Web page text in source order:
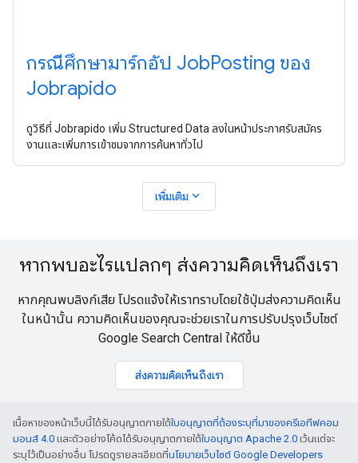
กรณีศึกษามาร์กอัป JobPosting ของ
Jobrapido
ดูวิธีที่ Jobrapido เพิ่ม Structured Data ลงในหน้าประกาศรับสมัคร
งานและเพิ่มการเข้าชมจากการค้นหาทั่วไป
เพิ่มเติม expand_more
หากพบอะไรแปลกๆ ส่งความคิดเห็นถึงเรา
หากคุณพบลิงก์เสีย โปรดแจ้งให้เราทราบโดยใช้ปุ่มส่งความคิดเห็น
ในหน้านั้น ความคิดเห็นของคุณจะช่วยเราในการปรับปรุงเว็บไซต์
Google Search Central ให้ดีขึ้น
ส่งความคิดเห็นถึงเรา
เนื้อหาของหน้าเว็บนี้ได้รับอนุญาตภายใต้ใบอนุญาตที่ต้องระบุที่มาของครีเอทีฟคอม
มอนส์ 4.0 และตัวอย่างโค้ดได้รับอนุญาตภายใต้ใบอนุญาต Apache 2.0 เว้นแต่จะ
ระบุไว้เป็นอย่างอื่น โปรดดูรายละเอียดที่นโยบายเว็บไซต์ Google Developers